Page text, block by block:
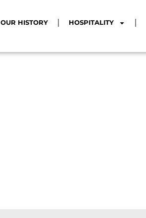
OUR HISTORY HOSPITALITY